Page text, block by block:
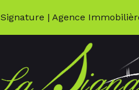
| Agence